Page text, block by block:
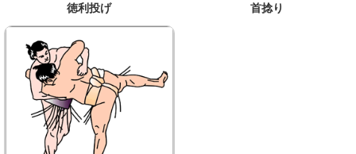
徳利投げ 首捻り